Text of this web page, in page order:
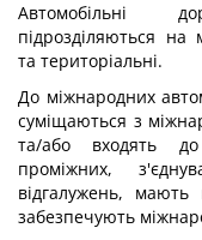
Автомобільні
підрозділяються на
та територіальні.
До міжнародних
суміщаються з
та/або входять
проміжних,
відгалужень, мають
забезпечують